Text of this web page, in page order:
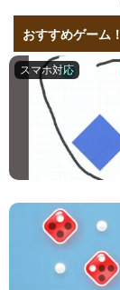
おすすめゲーム！